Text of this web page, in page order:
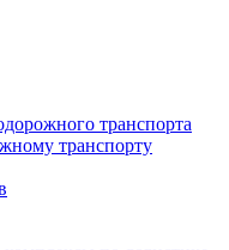
транспорта
транспорту